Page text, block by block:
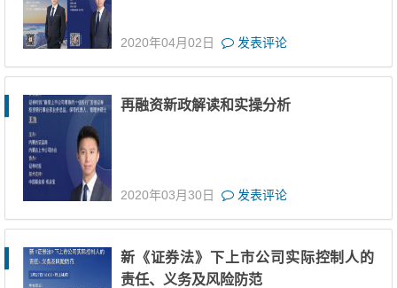
2020年04月02日 发表评论
再融资新政解读和实操分析
2020年03月30日 发表评论
新《证券法》下上市公司实际控制人的
责任、义务及风险防范